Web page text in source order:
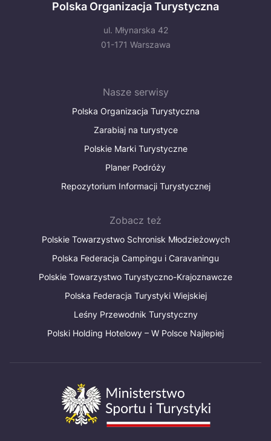
Polska Organizacja Turystyczna
ul. Młynarska 42
01-171 Warszawa
Nasze serwisy
Polska Organizacja Turystyczna
Zarabiaj na turystyce
Polskie Marki Turystyczne
Planer Podróży
Repozytorium Informacji Turystycznej
Zobacz też
Polskie Towarzystwo Schronisk Młodzieżowych
Polska Federacja Campingu i Caravaningu
Polskie Towarzystwo Turystyczno-Krajoznawcze
Polska Federacja Turystyki Wiejskiej
Leśny Przewodnik Turystyczny
Polski Holding Hotelowy – W Polsce Najlepiej